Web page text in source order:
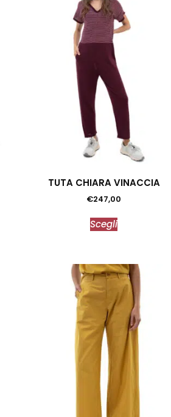
TUTA CHIARA VINACCIA
€247,00
Scegli